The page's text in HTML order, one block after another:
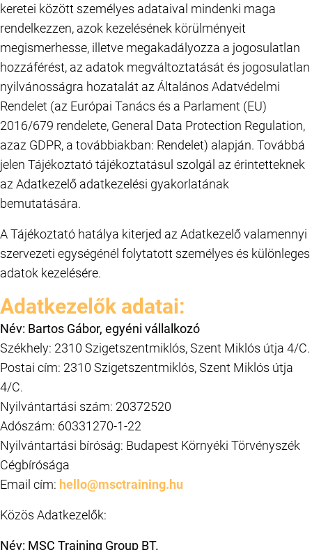
keretei között személyes adataival mindenki maga
rendelkezzen, azok kezelésének körülményeit
megismerhesse, illetve megakadályozza a jogosulatlan
hozzáférést, az adatok megváltoztatását és jogosulatlan
nyilvánosságra hozatalát az Általános Adatvédelmi
Rendelet (az Európai Tanács és a Parlament (EU)
2016/679 rendelete, General Data Protection Regulation,
azaz GDPR, a továbbiakban: Rendelet) alapján. Továbbá
jelen Tájékoztató tájékoztatásul szolgál az érintetteknek
az Adatkezelő adatkezelési gyakorlatának
bemutatására.
A Tájékoztató hatálya kiterjed az Adatkezelő valamennyi
szervezeti egységénél folytatott személyes és különleges
adatok kezelésére.
Adatkezelők adatai:
Név: Bartos Gábor, egyéni vállalkozó
Székhely: 2310 Szigetszentmiklós, Szent Miklós útja 4/C.
Postai cím: 2310 Szigetszentmiklós, Szent Miklós útja
4/C.
Nyilvántartási szám: 20372520
Adószám: 60331270-1-22
Nyilvántartási bíróság: Budapest Környéki Törvényszék
Cégbírósága
Email cím: hello@msctraining.hu
Közös Adatkezelők:
Név: MSC Training Group BT.